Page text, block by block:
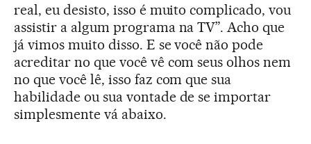
real, eu desisto, isso é muito complicado, vou
assistir a algum programa na TV”. Acho que
já vimos muito disso. E se você não pode
acreditar no que você vê com seus olhos nem
no que você lê, isso faz com que sua
habilidade ou sua vontade de se importar
simplesmente vá abaixo.